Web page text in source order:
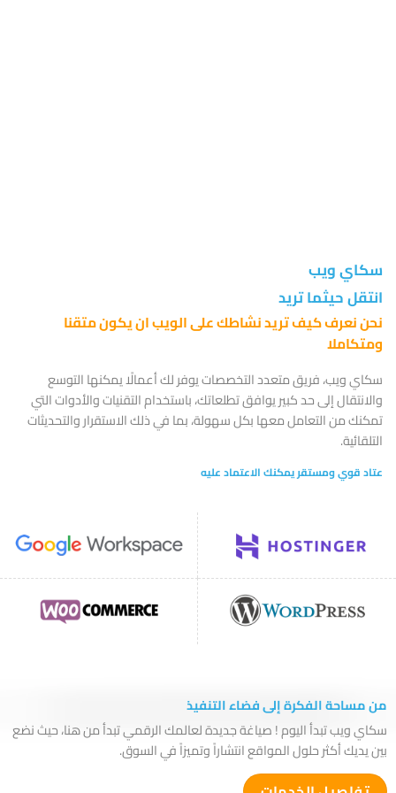
سكاي ويب
انتقل حيثما تريد
نحن نعرف كيف تريد نشاطك على الويب ان يكون متقنا
ومتكاملا
سكاي ويب، فريق متعدد التخصصات يوفر لك أعمالًا يمكنها التوسع
والانتقال إلى حد كبير يوافق تطلعاتك، باستخدام التقنيات والأدوات التي
تمكنك من التعامل معها بكل سهولة، بما في ذلك الاستقرار والتحديثات
التلقائية.
عتاد قوي ومستقر يمكنك الاعتماد عليه
من مساحة الفكرة إلى فضاء التنفيذ
سكاي ويب تبدأ اليوم ! صياغة جديدة لعالمك الرقمي تبدأ من هنا، حيث نضع
بين يديك أكثر حلول المواقع انتشاراً وتميزاً في السوق.